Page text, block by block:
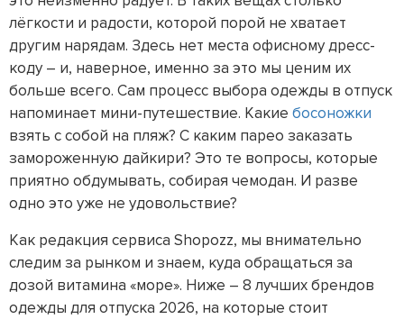
лёгкости и радости, которой порой не хватает
другим нарядам. Здесь нет места офисному дресс-
коду – и, наверное, именно за это мы ценим их
больше всего. Сам процесс выбора одежды в отпуск
напоминает мини-путешествие. Какие босоножки
взять с собой на пляж? С каким парео заказать
замороженную дайкири? Это те вопросы, которые
приятно обдумывать, собирая чемодан. И разве
одно это уже не удовольствие?
Как редакция сервиса Shopozz, мы внимательно
следим за рынком и знаем, куда обращаться за
дозой витамина «море». Ниже – 8 лучших брендов
одежды для отпуска 2026, на которые стоит